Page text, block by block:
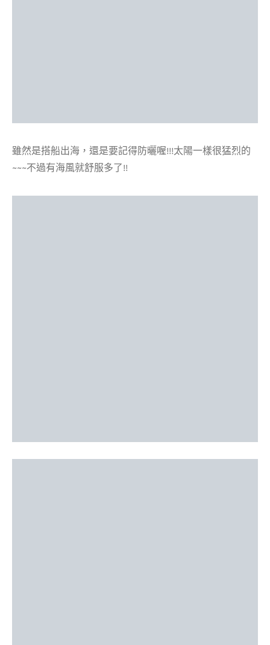
雖然是搭船出海，還是要記得防曬喔!!!太陽一樣很猛烈的
~~~不過有海風就舒服多了!!